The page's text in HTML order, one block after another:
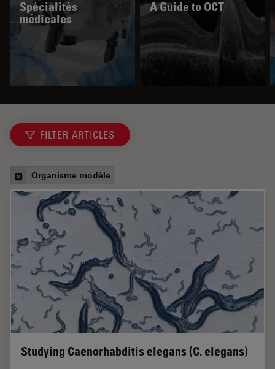
Spécialités
médicales
A Guide to OCT
FILTER ARTICLES
Organisme modèle
Studying Caenorhabditis elegans (C. elegans)